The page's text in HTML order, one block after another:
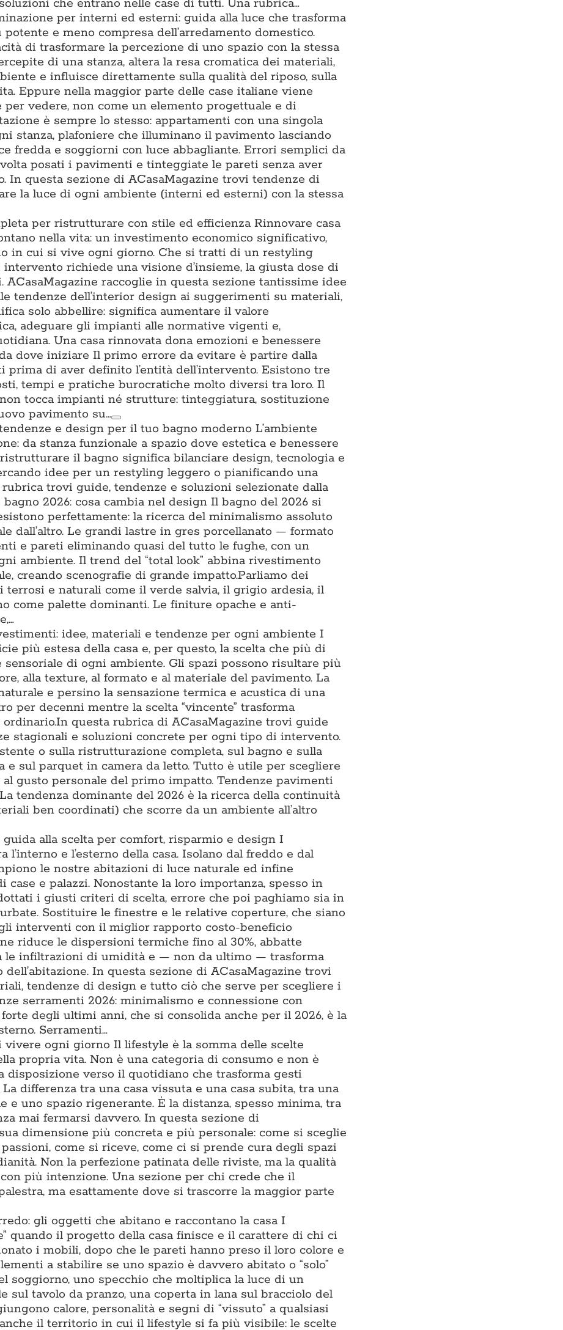
che entrano nelle case di tutti. Una rubrica…
per interni ed esterni: guida alla luce che trasforma
e meno compresa dell’arredamento domestico.
di trasformare la percezione di uno spazio con la stessa
di una stanza, altera la resa cromatica dei materiali,
e influisce direttamente sulla qualità del riposo, sulla
Eppure nella maggior parte delle case italiane viene
per vedere, non come un elemento progettuale e di
è sempre lo stesso: appartamenti con una singola
stanza, plafoniere che illuminano il pavimento lasciando
fredda e soggiorni con luce abbagliante. Errori semplici da
posati i pavimenti e tinteggiate le pareti senza aver
questa sezione di ACasaMagazine trovi tendenze di
la luce di ogni ambiente (interni ed esterni) con la stessa
per ristrutturare con stile ed efficienza Rinnovare casa
nella vita: un investimento economico significativo,
in cui si vive ogni giorno. Che si tratti di un restyling
richiede una visione d’insieme, la giusta dose di
raccoglie in questa sezione tantissime idee
tendenze dell’interior design ai suggerimenti su materiali,
solo abbellire: significa aumentare il valore
adeguare gli impianti alle normative vigenti e,
Una casa rinnovata dona emozioni e benessere
dove iniziare Il primo errore da evitare è partire dalla
di aver definito l’entità dell’intervento. Esistono tre
tempi e pratiche burocratiche molto diversi tra loro. Il
tocca impianti né strutture: tinteggiatura, sostituzione
pavimento su…
e design per il tuo bagno moderno L’ambiente
da stanza funzionale a spazio dove estetica e benessere
il bagno significa bilanciare design, tecnologia e
idee per un restyling leggero o pianificando una
trovi guide, tendenze e soluzioni selezionate dalla
2026: cosa cambia nel design Il bagno del 2026 si
perfettamente: la ricerca del minimalismo assoluto
dall’altro. Le grandi lastre in gres porcellanato — formato
e pareti eliminando quasi del tutto le fughe, con un
ambiente. Il trend del “total look” abbina rivestimento
creando scenografie di grande impatto.Parliamo dei
terrosi e naturali come il verde salvia, il grigio ardesia, il
come palette dominanti. Le finiture opache e anti-
idee, materiali e tendenze per ogni ambiente I
più estesa della casa e, per questo, la scelta che più di
di ogni ambiente. Gli spazi possono risultare più
alla texture, al formato e al materiale del pavimento. La
e persino la sensazione termica e acustica di una
per decenni mentre la scelta “vincente” trasforma
questa rubrica di ACasaMagazine trovi guide
stagionali e soluzioni concrete per ogni tipo di intervento.
o sulla ristrutturazione completa, sul bagno e sulla
sul parquet in camera da letto. Tutto è utile per scegliere
al gusto personale del primo impatto. Tendenze pavimenti
tendenza dominante del 2026 è la ricerca della continuità
ben coordinati) che scorre da un ambiente all’altro
alla scelta per comfort, risparmio e design I
e l’esterno della casa. Isolano dal freddo e dal
le nostre abitazioni di luce naturale ed infine
case e palazzi. Nonostante la loro importanza, spesso in
i giusti criteri di scelta, errore che poi paghiamo sia in
Sostituire le finestre e le relative coperture, che siano
interventi con il miglior rapporto costo-beneficio
riduce le dispersioni termiche fino al 30%, abbatte
le infiltrazioni di umidità e — non da ultimo — trasforma
In questa sezione di ACasaMagazine trovi
tendenze di design e tutto ciò che serve per scegliere i
serramenti 2026: minimalismo e connessione con
degli ultimi anni, che si consolida anche per il 2026, è la
Serramenti…
ogni giorno Il lifestyle è la somma delle scelte
propria vita. Non è una categoria di consumo e non è
disposizione verso il quotidiano che trasforma gesti
differenza tra una casa vissuta e una casa subita, tra una
uno spazio rigenerante. È la distanza, spesso minima, tra
mai fermarsi davvero. In questa sezione di
dimensione più concreta e più personale: come si sceglie
come si riceve, come ci si prende cura degli spazi
Non la perfezione patinata delle riviste, ma la qualità
più intenzione. Una sezione per chi crede che il
ma esattamente dove si trascorre la maggior parte
gli oggetti che abitano e raccontano la casa I
quando il progetto della casa finisce e il carattere di chi ci
i mobili, dopo che le pareti hanno preso il loro colore e
a stabilire se uno spazio è davvero abitato o “solo”
soggiorno, uno specchio che moltiplica la luce di un
sul tavolo da pranzo, una coperta in lana sul bracciolo del
calore, personalità e segni di “vissuto” a qualsiasi
il territorio in cui il lifestyle si fa più visibile: le scelte